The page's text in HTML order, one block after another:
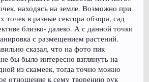
находясь на земле. Возможно при
точек в разные сектора обзора, сад
близко- далеко. А с данной точки
с размещением растений.
сказал, что на фото пик
бы было интересно взглянуть на
из скамеек, тогда точно можно
отношение к сему творению рук